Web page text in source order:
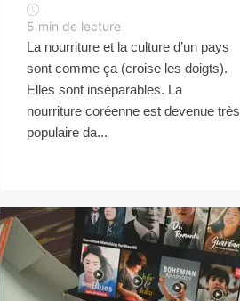
5 min de lecture
La nourriture et la culture d’un pays
sont comme ça (croise les doigts).
Elles sont inséparables. La
nourriture coréenne est devenue très
populaire da...